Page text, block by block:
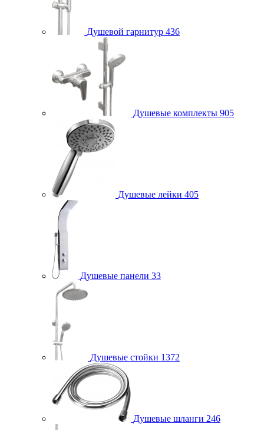
Душевой гарнитур 436
Душевые комплекты 905
Душевые лейки 405
Душевые панели 33
Душевые стойки 1372
Душевые шланги 246